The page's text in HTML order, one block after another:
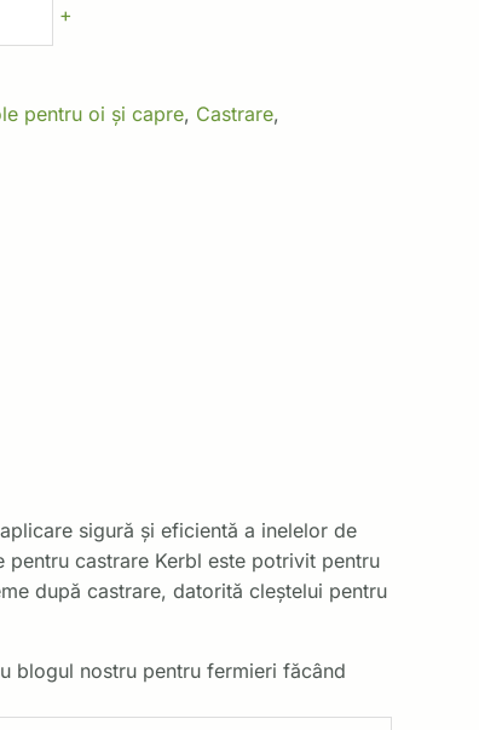
+
pentru oi și capre, Castrare,
sigură și eficientă a inelelor de
castrare Kerbl este potrivit pentru
după castrare, datorită cleștelui pentru
blogul nostru pentru fermieri făcând